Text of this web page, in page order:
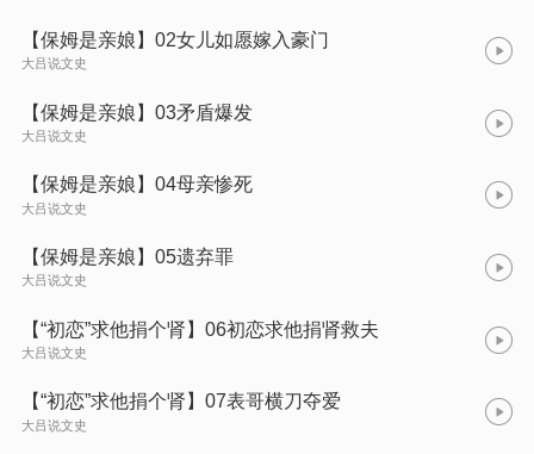
【保姆是亲娘】02女儿如愿嫁入豪门
大吕说文史
【保姆是亲娘】03矛盾爆发
大吕说文史
【保姆是亲娘】04母亲惨死
大吕说文史
【保姆是亲娘】05遗弃罪
大吕说文史
【“初恋”求他捐个肾】06初恋求他捐肾救夫
大吕说文史
【“初恋”求他捐个肾】07表哥横刀夺爱
大吕说文史